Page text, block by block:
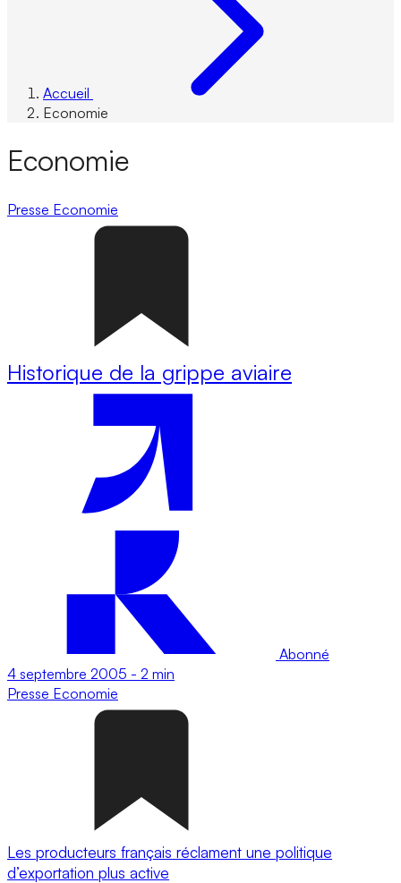
Accueil
Economie
Economie
Presse Economie
Historique de la grippe aviaire
Abonné
4 septembre 2005 - 2 min
Presse Economie
Les producteurs français réclament une politique
d’exportation plus active